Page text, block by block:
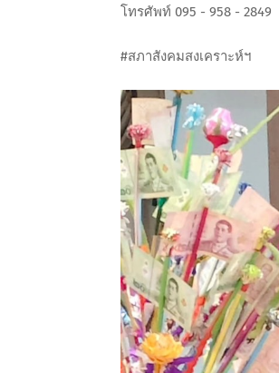
โทรศัพท์ 095 - 958 - 2849
#สภาสังคมสงเคราะห์ฯ